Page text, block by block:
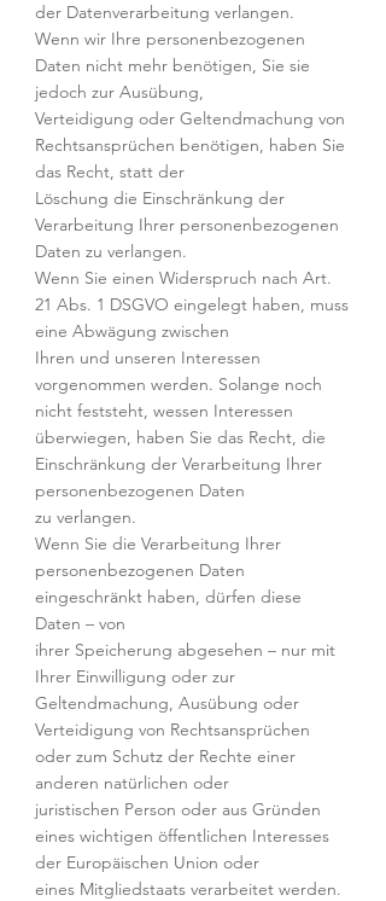
der Datenverarbeitung verlangen.
Wenn wir Ihre personenbezogenen
Daten nicht mehr benötigen, Sie sie
jedoch zur Ausübung,
Verteidigung oder Geltendmachung von
Rechtsansprüchen benötigen, haben Sie
das Recht, statt der
Löschung die Einschränkung der
Verarbeitung Ihrer personenbezogenen
Daten zu verlangen.
Wenn Sie einen Widerspruch nach Art.
21 Abs. 1 DSGVO eingelegt haben, muss
eine Abwägung zwischen
Ihren und unseren Interessen
vorgenommen werden. Solange noch
nicht feststeht, wessen Interessen
überwiegen, haben Sie das Recht, die
Einschränkung der Verarbeitung Ihrer
personenbezogenen Daten
zu verlangen.
Wenn Sie die Verarbeitung Ihrer
personenbezogenen Daten
eingeschränkt haben, dürfen diese
Daten – von
ihrer Speicherung abgesehen – nur mit
Ihrer Einwilligung oder zur
Geltendmachung, Ausübung oder
Verteidigung von Rechtsansprüchen
oder zum Schutz der Rechte einer
anderen natürlichen oder
juristischen Person oder aus Gründen
eines wichtigen öffentlichen Interesses
der Europäischen Union oder
eines Mitgliedstaats verarbeitet werden.